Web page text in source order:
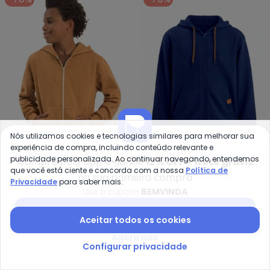
Ddk - Jaqueta com Capuz
Jaqueta com Capuz
Jaqueta Infantil com
-70%
-65% NEW
Compre pelo app e ganhe12% OFF + frete grátis
na sua primeira compra
Nós utilizamos cookies e tecnologias similares para melhorar sua
experiência de compra, incluindo conteúdo relevante e
publicidade personalizada. Ao continuar navegando, entendemos
que você está ciente e concorda com a nossa Política de
Privacidadepara saber mais.
Aceitar todos os cookies
Configurar privacidade